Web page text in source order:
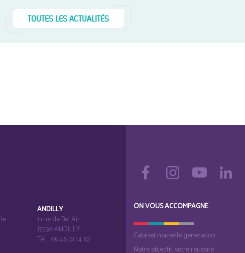
TOUTES LES ACTUALITÉS
ANDILLY
1 rue de Bel Air
17230 ANDILLY
Tél. : 05 46 01 14 82
ON VOUS ACCOMPAGNE
Cabinet nouvelle generation
Notre objectif, votre reussite